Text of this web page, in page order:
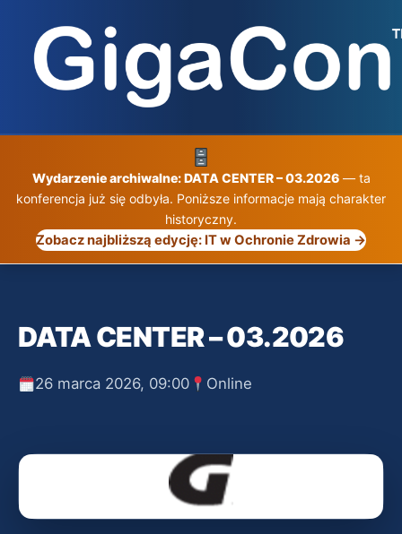
treści
Wydarzenie archiwalne: DATA CENTER – 03.2026— ta
konferencja już się odbyła. Poniższe informacje mają charakter
historyczny.
Zobacz najbliższą edycję: IT w Ochronie Zdrowia →
DATA CENTER – 03.2026
26 marca 2026, 09:00 Online